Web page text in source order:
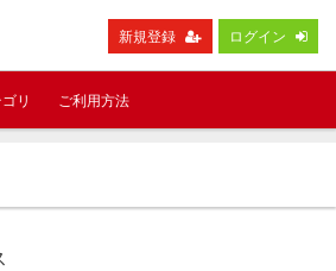
新規登録 ログイン
リ ご利用方法